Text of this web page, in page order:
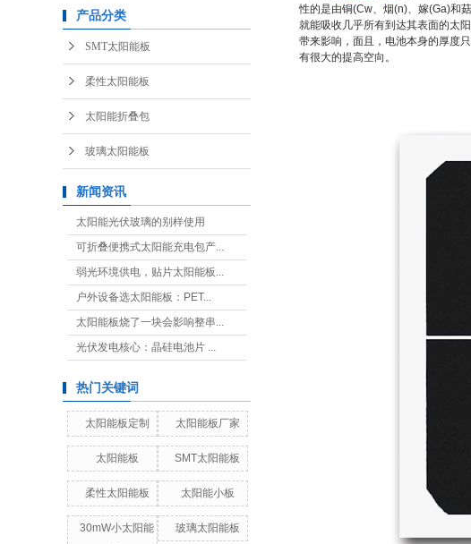
产品分类
SMT太阳能板
柔性太阳能板
太阳能折叠包
玻璃太阳能板
新闻资讯
太阳能光伏玻璃的别样使用
可折叠便携式太阳能充电包产...
弱光环境供电，贴片太阳能板...
户外设备选太阳能板：PET...
太阳能板烧了一块会影响整串...
光伏发电核心：晶硅电池片 ...
热门关键词
太阳能板定制 太阳能板厂家
太阳能板 SMT太阳能板
柔性太阳能板 太阳能小板
30mW小太阳能
玻璃太阳能板
性的是由铜(Cw、烟(n)、嫁(Ga)和
就能吸收几乎所有到达其表面的太
带来影响，面且，电池本身的厚度
有很大的提高空向。